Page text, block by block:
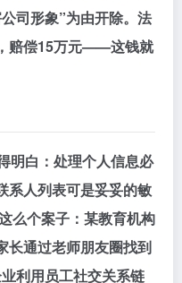
司形象”为由开除。法
赔偿15万元——这钱就
明白：处理个人信息必
系人列表可是妥妥的敏
么个案子： 某教育机构
长通过老师朋友圈找到
利用员工社交关系链